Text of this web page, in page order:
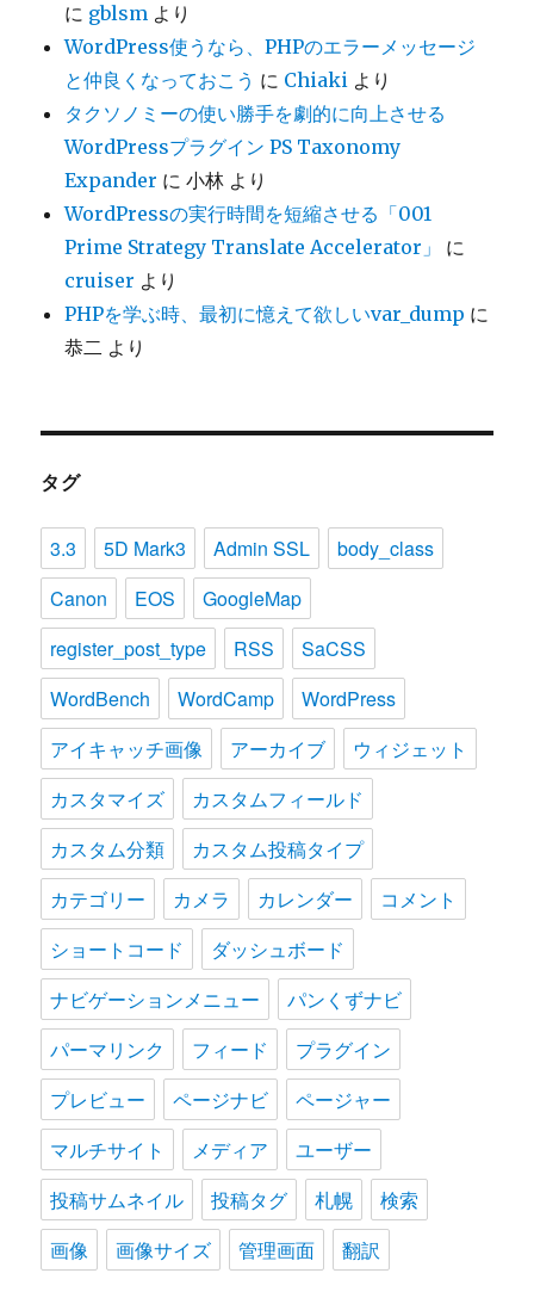
に gblsm より
WordPress使うなら、PHPのエラーメッセージ
と仲良くなっておこう に Chiaki より
タクソノミーの使い勝手を劇的に向上させる
WordPressプラグイン PS Taxonomy
Expander に小林 より
WordPressの実行時間を短縮させる「001
Prime Strategy Translate Accelerator」
に
cruiser より
PHPを学ぶ時、最初に憶えて欲しいvar_dump に
恭二 より
タグ
3.3 5D Mark3 Admin SSL
body_class
Canon
EOS
GoogleMap
register_post_type
RSS
SaCSS
WordBench
WordCamp
WordPress
アイキャッチ画像
アーカイブ
ウィジェット
カスタマイズ
カスタムフィールド
カスタム分類
カスタム投稿タイプ
カテゴリー
カメラ カレンダー
コメント
ショートコード
ダッシュボード
ナビゲーションメニュー
パンくずナビ
パーマリンク
フィード
プラグイン
プレビュー
ページナビ
ページャー
マルチサイト
メディア
ユーザー
投稿サムネイル
投稿タグ 札幌
検索
画像
画像サイズ 管理画面 翻訳